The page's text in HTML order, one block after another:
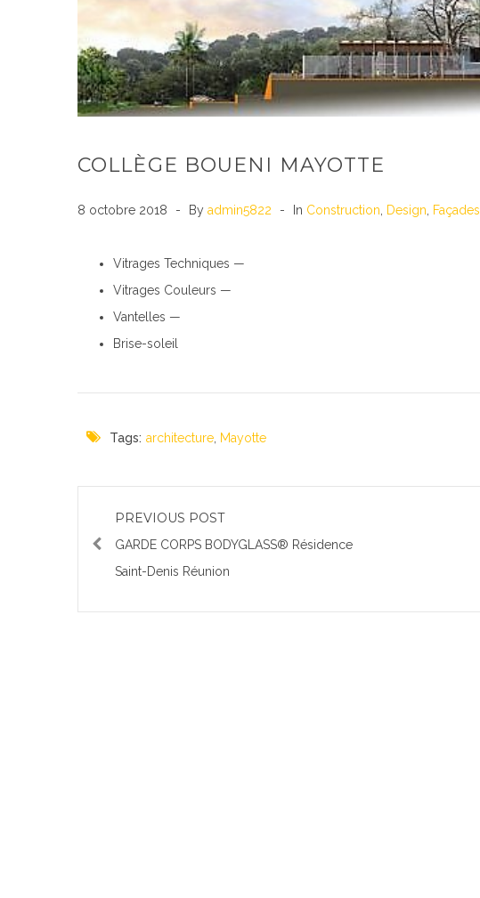
COLLÈGE BOUENI MAYOTTE
8 octobre 2018 By admin5822 In Construction Design Façades
Vitrages Techniques —
Vitrages Couleurs —
Vantelles —
Brise-soleil
Tags: architecture Mayotte
PREVIOUS POST
GARDE CORPS BODYGLASS® Résidence
Saint-Denis Réunion